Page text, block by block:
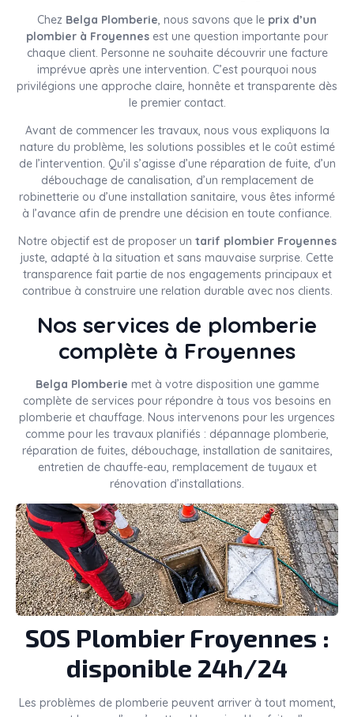
Chez Belga Plomberie, nous savons que le prix d’un
plombier à Froyennes est une question importante pour
chaque client. Personne ne souhaite découvrir une facture
imprévue après une intervention. C’est pourquoi nous
privilégions une approche claire, honnête et transparente dès
le premier contact.
Avant de commencer les travaux, nous vous expliquons la
nature du problème, les solutions possibles et le coût estimé
de l’intervention. Qu’il s’agisse d’une réparation de fuite, d’un
débouchage de canalisation, d’un remplacement de
robinetterie ou d’une installation sanitaire, vous êtes informé
à l’avance afin de prendre une décision en toute confiance.
Notre objectif est de proposer un tarif plombier Froyennes
juste, adapté à la situation et sans mauvaise surprise. Cette
transparence fait partie de nos engagements principaux et
contribue à construire une relation durable avec nos clients.
Nos services de plomberie
complète à Froyennes
Belga Plomberie met à votre disposition une gamme
complète de services pour répondre à tous vos besoins en
plomberie et chauffage. Nous intervenons pour les urgences
comme pour les travaux planifiés : dépannage plomberie,
réparation de fuites, débouchage, installation de sanitaires,
entretien de chauffe-eau, remplacement de tuyaux et
rénovation d’installations.
SOS Plombier Froyennes :
disponible 24h/24
Les problèmes de plomberie peuvent arriver à tout moment,